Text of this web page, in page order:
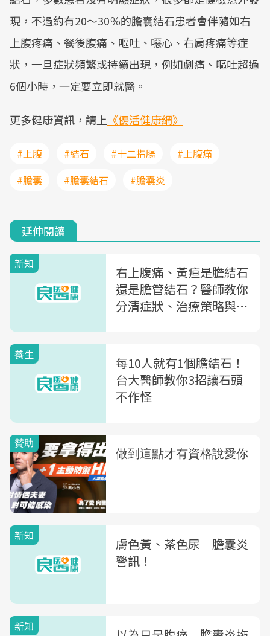
現，不過約有20～30％的膽囊結石患者會伴隨如右
上腹疼痛、餐後腹痛、嘔吐、噁心、右肩疼痛等症
狀，一旦症狀頻繁或持續出現，例如劇痛、嘔吐超過
6個小時，一定要立即就醫。
更多健康資訊，請上 《優活健康網》
#上腹 #結石 #十二指腸
#上腹痛
#膽囊
#膽囊結石 #膽囊炎
延伸閱讀
新知
右上腹痛、黃疸是膽結石
還是膽管結石？醫師教你
分清症狀、治療策略與手
養生
每10人就有1個膽結石！
台大醫師教你3招讓石頭
不作怪
新知
膚色黃、茶色尿 膽囊炎
警訊！
新知